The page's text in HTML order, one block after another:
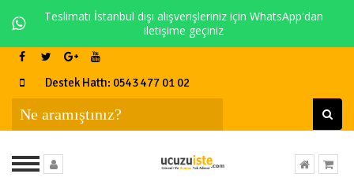
Teslimatı İstanbul dışı alışverişleriniz için WhatsApp'dan
iletişime geçiniz
Destek Hattı: 0543 477 01 02